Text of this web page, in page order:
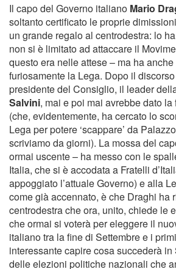
Il capo del Governo italiano Mario
soltanto certificato le proprie
un grande regalo al centrodestra: lo
non si è limitato ad attaccare il
questo era nelle attese – ma ha
furiosamente la Lega. Dopo il
presidente del Consiglio, il leader
Salvini, mai e poi mai avrebbe dato
(che, evidentemente, ha cercato lo
Lega per potere ‘scappare’ da
scriviamo da giorni). La mossa del
ormai uscente – ha messo con le
Italia, che si è accodata a Fratelli
appoggiato l’attuale Governo) e alla
come già accennato, è che Draghi ha
centrodestra che ora, unito, chiede le
che ormai si voterà per eleggere il
italiano tra la fine di Settembre e i
interessante capire cosa succederà
delle elezioni politiche nazionali che